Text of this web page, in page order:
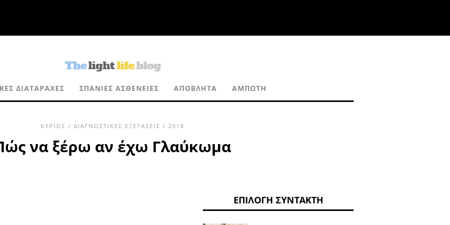
ΔΙΑΤΑΡΑΧΈΣ ΣΠΆΝΙΕΣ ΑΣΘΈΝΕΙΕΣ ΑΠΌΒΛΗΤΑ ΆΜΠΩΤΗ
ΚΎΡΙΟΣ / ΔΙΑΓΝΩΣΤΙΚΈΣ ΕΞΕΤΆΣΕΙΣ / 2018
να ξέρω αν έχω Γλαύκωμα
ΕΠΙΛΟΓΉ ΣΥΝΤΆΚΤΗ